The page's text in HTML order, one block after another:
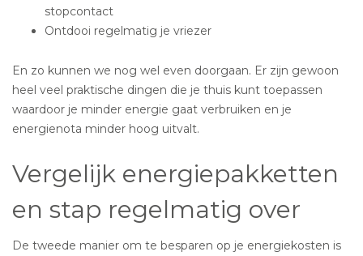
stopcontact
Ontdooi regelmatig je vriezer
En zo kunnen we nog wel even doorgaan. Er zijn gewoon
heel veel praktische dingen die je thuis kunt toepassen
waardoor je minder energie gaat verbruiken en je
energienota minder hoog uitvalt.
Vergelijk energiepakketten
en stap regelmatig over
De tweede manier om te besparen op je energiekosten is